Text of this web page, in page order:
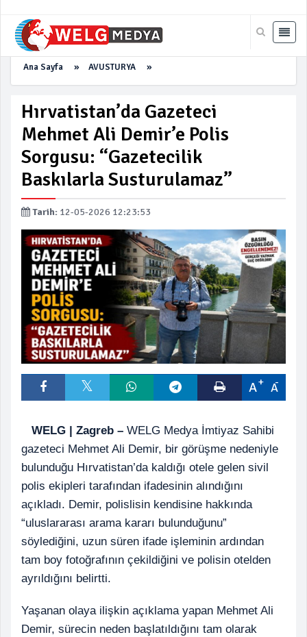
Ana Sayfa » AVUSTURYA »
Hırvatistan’da Gazeteci
Mehmet Ali Demir’e Polis
Sorgusu: “Gazetecilik
Baskılarla Susturulamaz”
Tarih: 12-05-2026 12:23:53
A A
WELG | Zagreb – WELG Medya İmtiyaz Sahibi
gazeteci Mehmet Ali Demir, bir görüşme nedeniyle
bulunduğu Hırvatistan’da kaldığı otele gelen sivil
polis ekipleri tarafından ifadesinin alındığını
açıkladı. Demir, polislisin kendisine hakkında
“uluslararası arama kararı bulunduğunu”
söylediğini, uzun süren ifade işleminin ardından
tam boy fotoğrafının çekildiğini ve polisin otelden
ayrıldığını belirtti.
Yaşanan olaya ilişkin açıklama yapan Mehmet Ali
Demir, sürecin neden başlatıldığını tam olarak